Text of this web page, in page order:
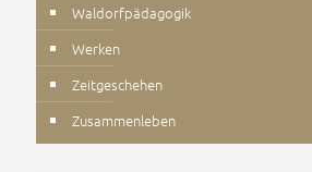
Waldorfpädagogik
Werken
Zeitgeschehen
Zusammenleben